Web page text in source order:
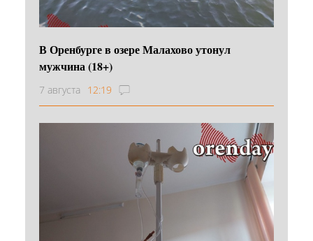
В Оренбурге в озере Малахово утонул
мужчина (18+)
7 августа 12:19